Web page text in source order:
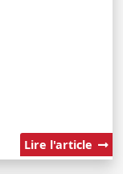
Lire l'article